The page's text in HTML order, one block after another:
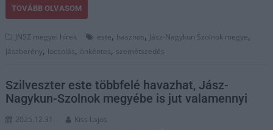
TOVÁBB OLVASOM
JNSZ megyei hírek este, hasznos, Jász-Nagykun Szolnok megye,
Jászberény, locsolás, önkéntes, szemétszedés
Szilveszter este többfelé havazhat, Jász-
Nagykun-Szolnok megyébe is jut valamennyi
2025.12.31. Kiss Lajos